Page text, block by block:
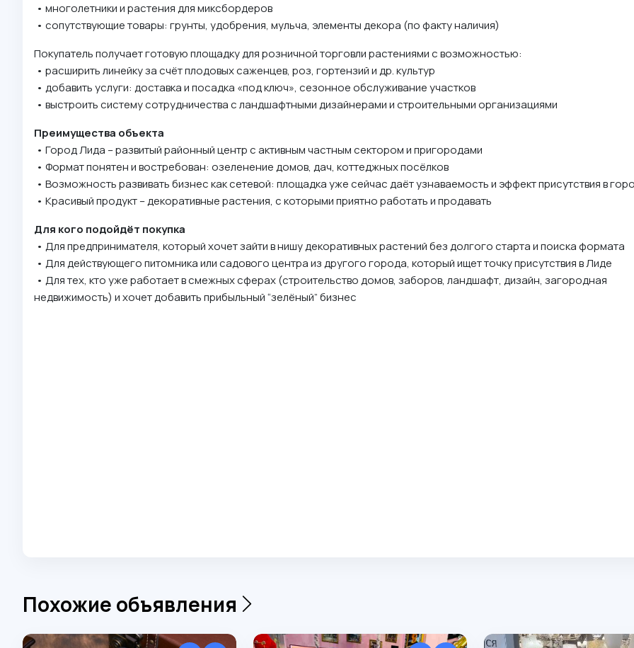
• многолетники и растения для миксбордеров
• сопутствующие товары: грунты, удобрения, мульча, элементы декора (по факту наличия)
Покупатель получает готовую площадку для розничной торговли растениями с возможностью:
• расширить линейку за счёт плодовых саженцев, роз, гортензий и др. культур
• добавить услуги: доставка и посадка «под ключ», сезонное обслуживание участков
• выстроить систему сотрудничества с ландшафтными дизайнерами и строительными организациями
Преимущества объекта
• Город Лида – развитый районный центр с активным частным сектором и пригородами
• Формат понятен и востребован: озеленение домов, дач, коттеджных посёлков
• Возможность развивать бизнес как сетевой: площадка уже сейчас даёт узнаваемость и эффект присутствия в
• Красивый продукт – декоративные растения, с которыми приятно работать и продавать
Для кого подойдёт покупка
• Для предпринимателя, который хочет зайти в нишу декоративных растений без долгого старта и поиска формата
• Для действующего питомника или садового центра из другого города, который ищет точку присутствия в Лиде
• Для тех, кто уже работает в смежных сферах (строительство домов, заборов, ландшафт, дизайн, загородная
недвижимость) и хочет добавить прибыльный “зелёный” бизнес
Похожие объявления